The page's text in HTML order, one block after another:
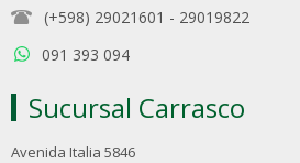
(+598) 29021601 - 29019822
091 393 094
Sucursal Carrasco
Avenida Italia 5846